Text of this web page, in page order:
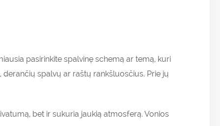
pasirinkite spalvinę schemą ar temą, kuri
spalvų ar raštų rankšluosčius. Prie jų
bet ir sukuria jaukią atmosferą. Vonios